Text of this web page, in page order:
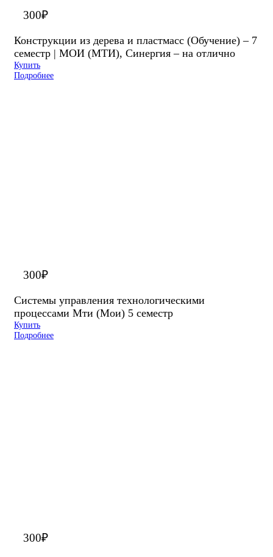
300₽
Конструкции из дерева и пластмасс (Обучение) – 7
семестр | МОИ (МТИ), Синергия – на отлично
Купить
Подробнее
300₽
Системы управления технологическими
процессами Мти (Мои) 5 семестр
Купить
Подробнее
300₽